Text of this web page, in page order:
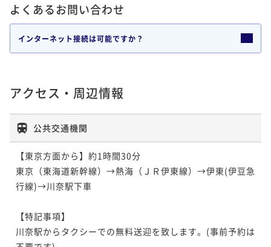
よくあるお問い合わせ
インターネット接続は可能ですか？
アクセス・周辺情報
公共交通機関
【東京方面から】約1時間30分
東京（東海道新幹線）→熱海（ＪＲ伊東線）→伊東(伊豆急
行線)→川奈駅下車
【特記事項】
川奈駅からタクシーでの無料送迎を致します。(事前予約は